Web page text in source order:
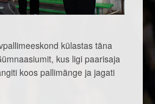
külastas täna
kus ligi paarisaja
koos pallimänge ja jagati